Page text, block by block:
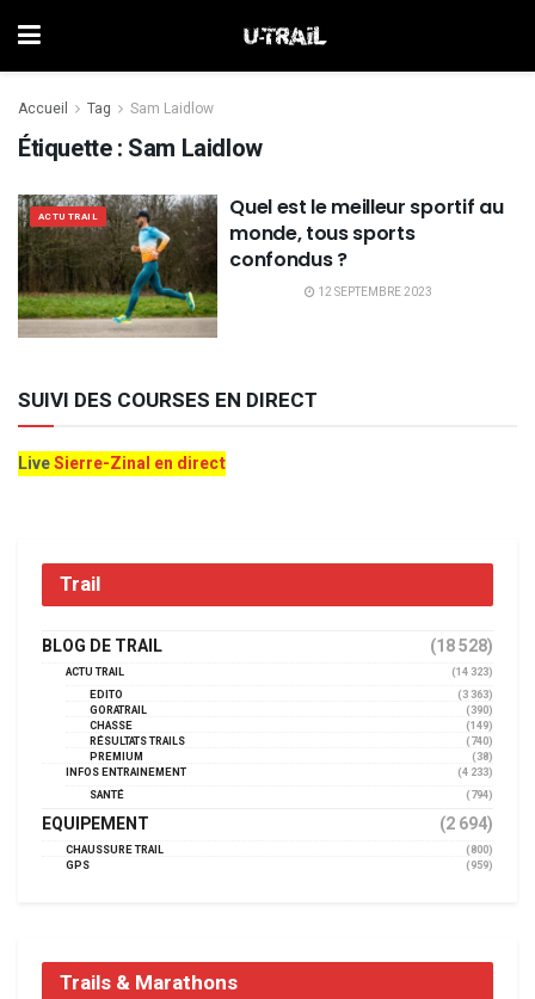
Accueil Tag Sam Laidlow
Étiquette : Sam Laidlow
ACTU TRAIL
Quel est le meilleur sportif au
monde, tous sports
confondus ?
12 SEPTEMBRE 2023
SUIVI DES COURSES EN DIRECT
LiveSierre-Zinal en direct
Trail
BLOG DE TRAIL (18 528)
ACTU TRAIL
(14 323)
EDITO
(3 363)
GORATRAIL
(390)
CHASSE
(149)
RÉSULTATS TRAILS
(740)
PREMIUM
(38)
INFOS ENTRAINEMENT
(4 233)
SANTÉ
(794)
EQUIPEMENT (2 694)
CHAUSSURE TRAIL
(800)
GPS
(959)
Trails & Marathons